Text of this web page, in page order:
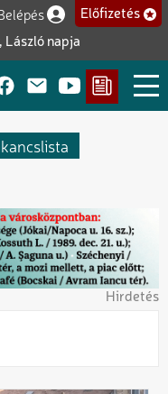
László napja
fiók
Előfizetés
Hirdetés